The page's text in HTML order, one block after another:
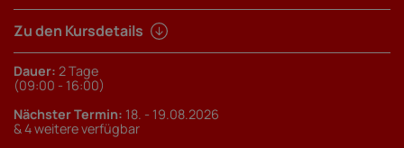
Zu den Kursdetails
Dauer: 2 Tage
(09:00 - 16:00)
Nächster Termin: 18. - 19.08.2026
& 4 weitere verfügbar